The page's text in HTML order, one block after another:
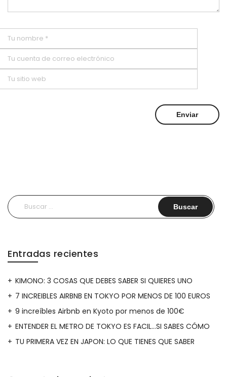
Buscar:
Entradas recientes
KIMONO: 3 COSAS QUE DEBES SABER SI QUIERES UNO
7 INCREIBLES AIRBNB EN TOKYO POR MENOS DE 100 EUROS
9 increíbles Airbnb en Kyoto por menos de 100€
ENTENDER EL METRO DE TOKYO ES FACIL…SI SABES CÓMO
TU PRIMERA VEZ EN JAPON: LO QUE TIENES QUE SABER